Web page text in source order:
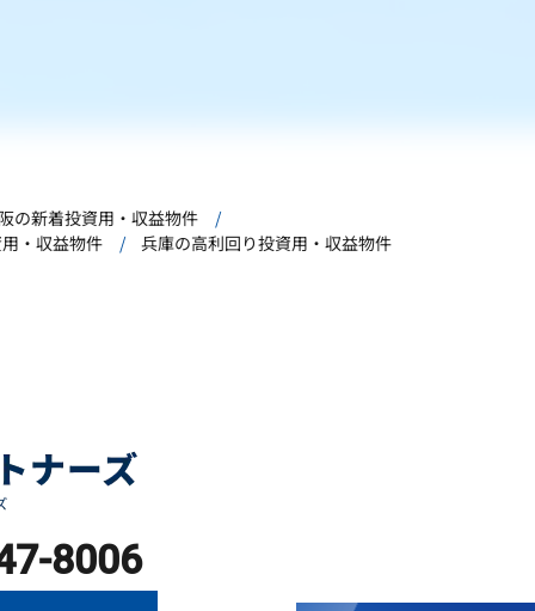
の新着投資用・収益物件
・収益物件
兵庫の高利回り投資用・収益物件
8006